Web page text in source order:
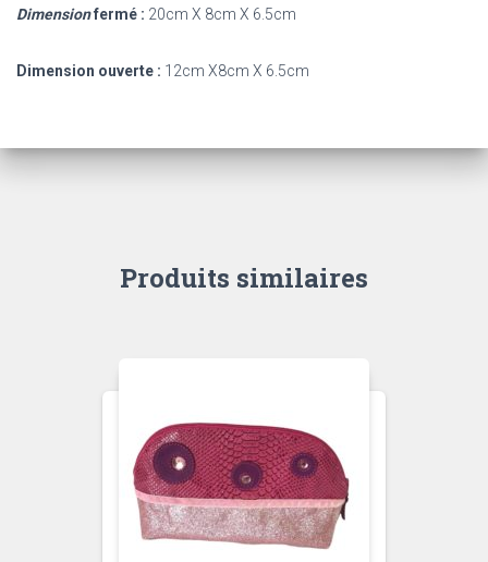
Dimensionfermé : 20cm X 8cm X 6.5cm
Dimension ouverte : 12cm X8cm X 6.5cm
Produits similaires